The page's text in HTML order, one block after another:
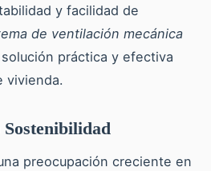
y facilidad de
de ventilación mecánica
práctica y efectiva
vivienda.
preocupación creciente en